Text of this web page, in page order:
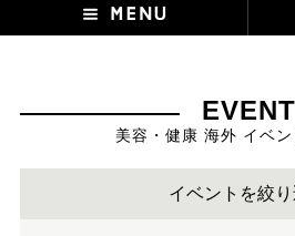
EVENT
美容・健康 海外 イベ
イベントを絞